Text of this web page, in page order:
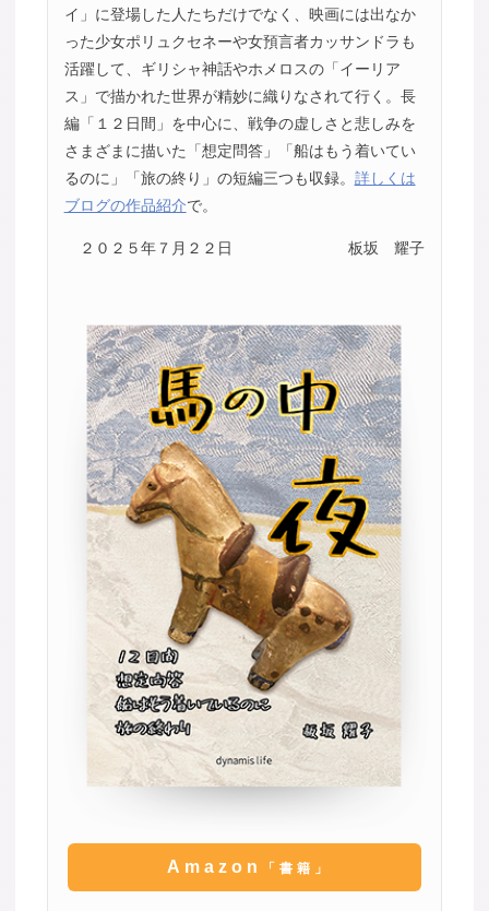
イ」に登場した人たちだけでなく、映画には出なか
った少女ポリュクセネーや女預言者カッサンドラも
活躍して、ギリシャ神話やホメロスの「イーリア
ス」で描かれた世界が精妙に織りなされて行く。長
編「１２日間」を中心に、戦争の虚しさと悲しみを
さまざまに描いた「想定問答」「船はもう着いてい
るのに」「旅の終り」の短編三つも収録。 詳しくは
ブログの作品紹介で。
２０２５年７月２２日 板坂 耀子
Amazon 「書籍」